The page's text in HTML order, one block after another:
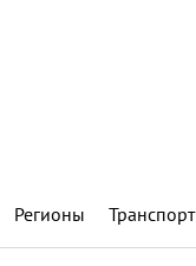
Регионы Транспорт